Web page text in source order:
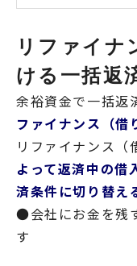
リファイナ
ける一括返
余裕資金で一括返
ファイナンス（借
リファイナンス（
よって返済中の借
済条件に切り替え
●会社にお金を残
す